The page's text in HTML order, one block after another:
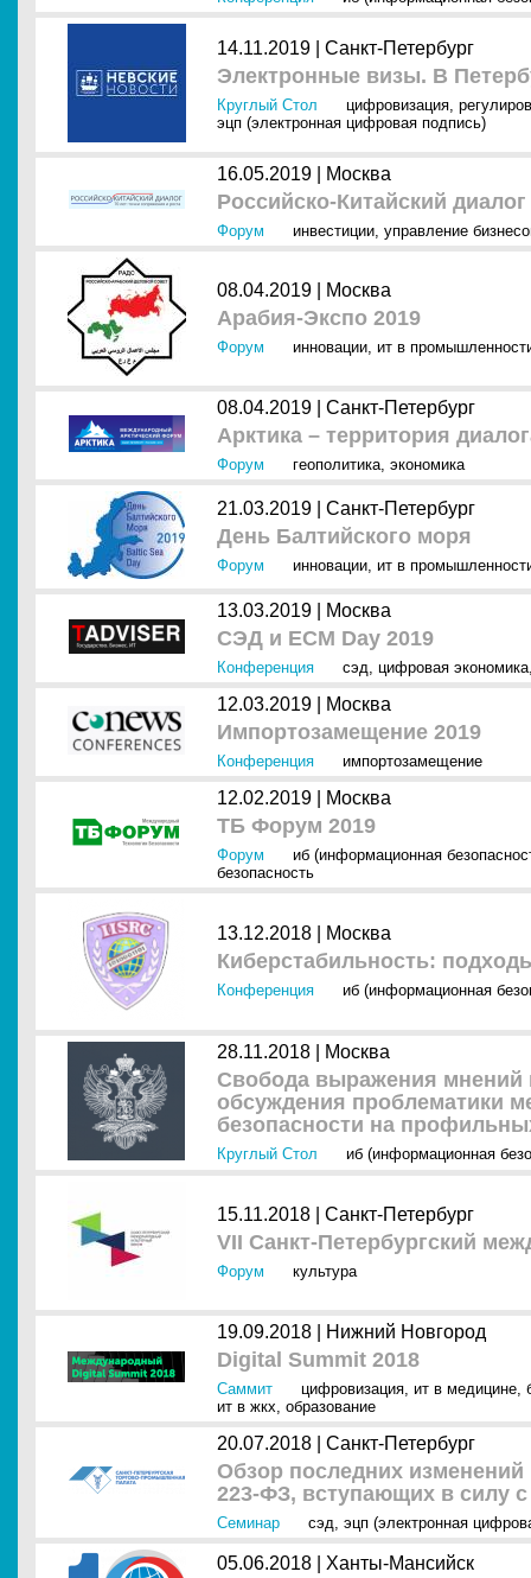
14.11.2019 | Санкт-Петербург
Электронные визы. В
Круглый Стол цифровизация,
эцп (электронная цифровая подпись)
16.05.2019 | Москва
Российско-Китайский диалог
Форум инвестиции, управление
08.04.2019 | Москва
Арабия-Экспо 2019
Форум инновации, ит в
08.04.2019 | Санкт-Петербург
Арктика – территория
Форум геополитика, экономика
21.03.2019 | Санкт-Петербург
День Балтийского моря
Форум инновации, ит в
13.03.2019 | Москва
СЭД и ECM Day 2019
Конференция сэд, цифровая экономика
12.03.2019 | Москва
Импортозамещение 2019
Конференция импортозамещение
12.02.2019 | Москва
ТБ Форум 2019
Форум
иб (информационная
безопасность
13.12.2018 | Москва
Киберстабильность:
Конференция иб (информационная
28.11.2018 | Москва
Свобода выражения мнений
обсуждения проблематики
безопасности на
Круглый Стол иб (информационная
15.11.2018 | Санкт-Петербург
VII Санкт-Петербургский
Форум культура
19.09.2018 | Нижний Новгород
Digital Summit 2018
Саммит цифровизация, ит в медицине,
ит в жкх, образование
20.07.2018 | Санкт-Петербург
Обзор последних
223-ФЗ, вступающих в силу с
Семинар сэд, эцп (электронная
05.06.2018 | Ханты-Мансийск